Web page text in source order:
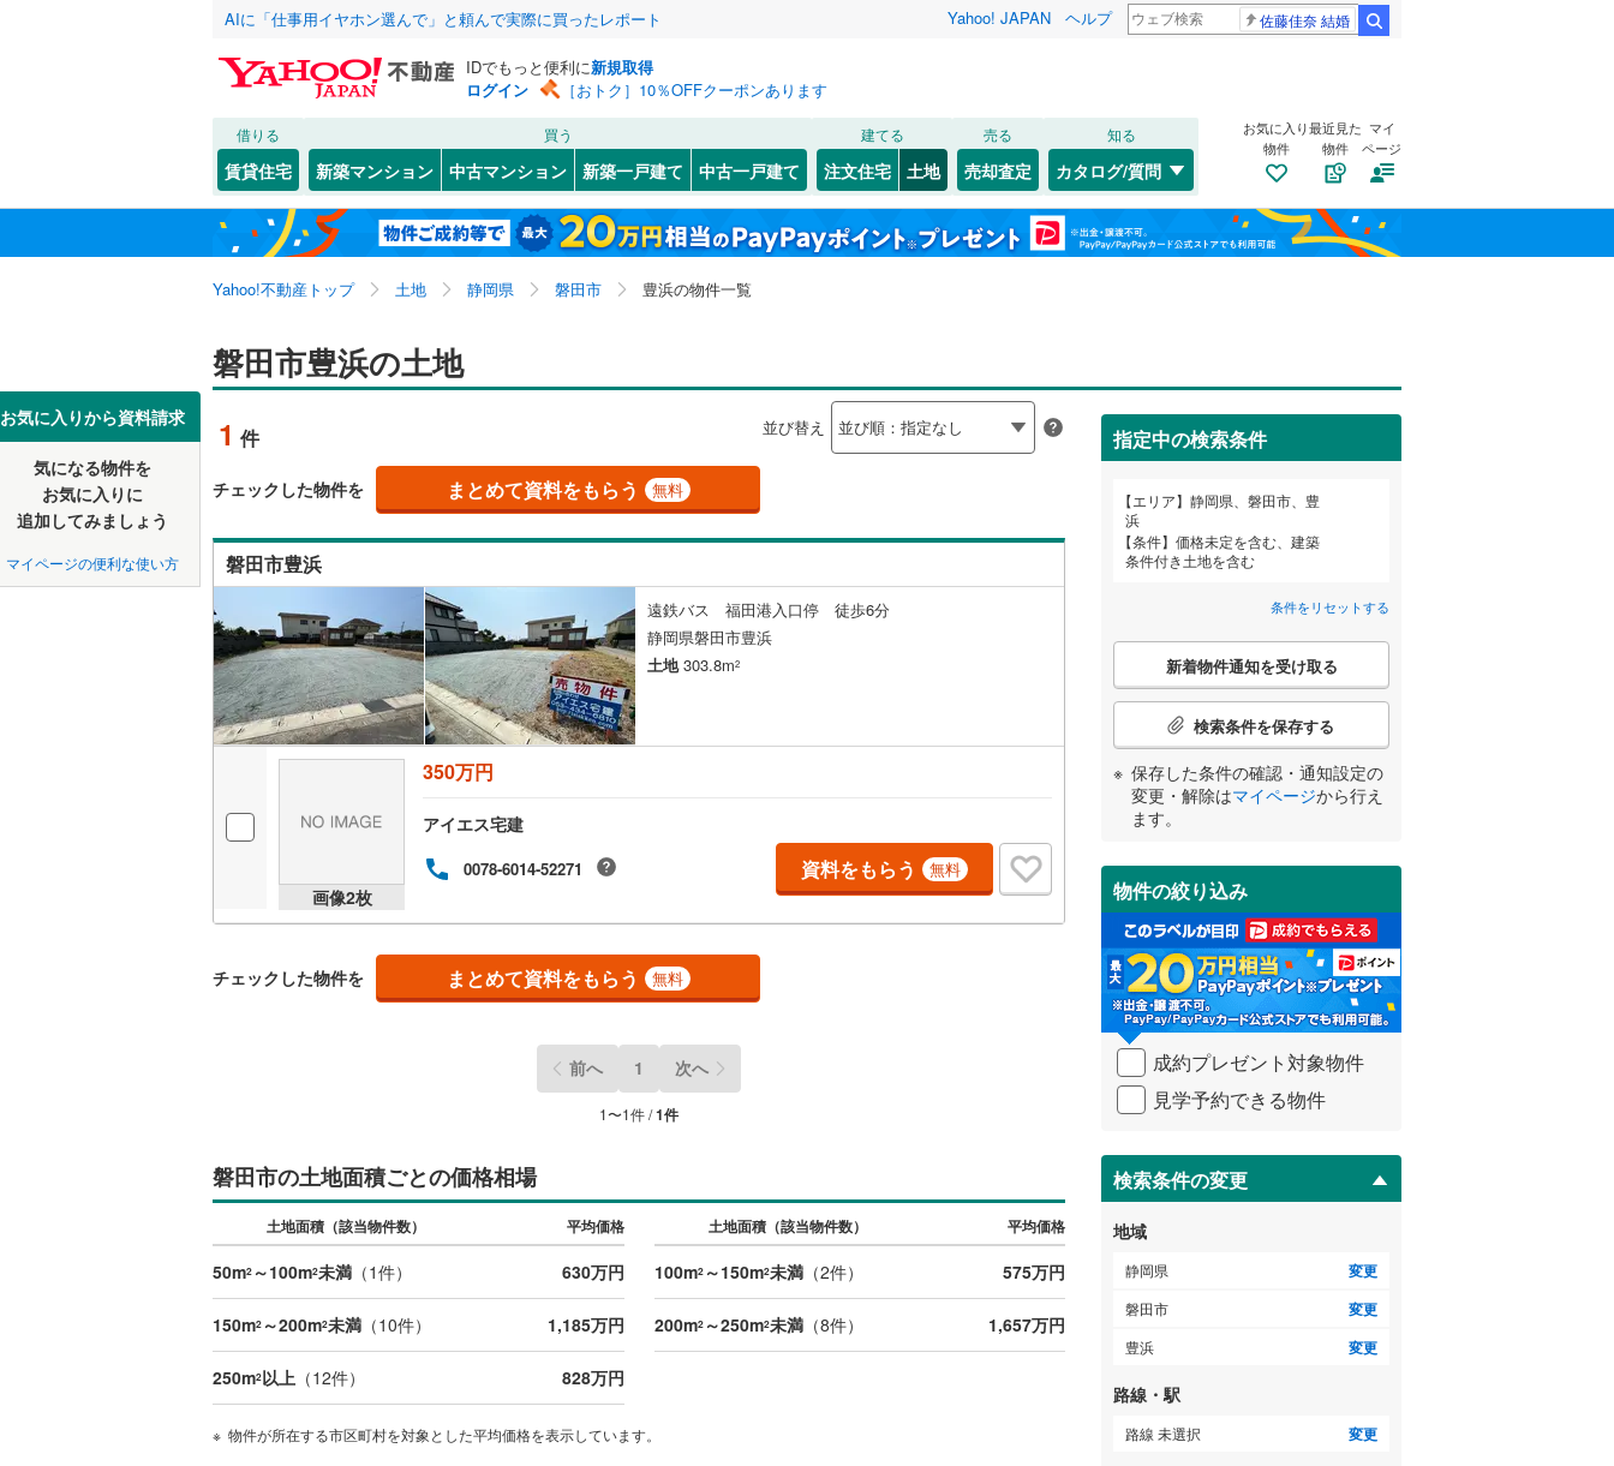
AIに「仕事用イヤホン選んで」と頼んで実際に買ったレポート Yahoo! JAPAN ヘルプ 佐藤佳奈 結婚
IDでもっと便利に新規取得
ログイン
［おトク］10％OFFクーポンあります
借りる
賃貸住宅
買う
新築マンション 中古マンション 新築一戸建て 中古一戸建て
建てる
注文住宅 土地
売る
売却査定
知る
カタログ/質問
お気に入り
物件
最近見た
物件
マイ
ページ
Yahoo!不動産トップ 土地 静岡県 磐田市 豊浜の物件一覧
お気に入りから資料請求
気になる物件を
お気に入りに
追加してみましょう
マイページの便利な使い方
磐田市豊浜の土地
1 件 並び替え
チェックした物件を まとめて資料をもらう 無料
磐田市豊浜
遠鉄バス 福田港入口停 徒歩6分
静岡県磐田市豊浜
土地303.8m2
画像2枚
350万円
アイエス宅建
0078-6014-52271 資料をもらう 無料
チェックした物件を まとめて資料をもらう 無料
前へ 1 次へ
1〜1件 /1件
磐田市の土地面積ごとの価格相場
土地面積（該当物件数） 平均価格 土地面積（該当物件数） 平均価格
50m2 ～100m2未満 （1件） 630万円 100m2～150m2未満（2件） 575万円
150m2 ～200m2未満 （10件） 1,185万円 200m2～250m2未満（8件） 1,657万円
250m2以上 （12件） 828万円
物件が所在する市区町村を対象とした平均価格を表示しています。
指定中の検索条件
エリア
静岡県、磐田市、豊
浜
条件
価格未定を含む、建築
条件付き土地を含む
条件をリセットする
こ
検
条
件
受
け
取
る
・
条
件
を
イ
ペ
ジ
に
保
存
す
る
新着物件通知を受け取る
検索条件を保存する
保存した条件の確認・通知設定の
変更・解除はマイページから行え
ます。
物件の絞り込み
成約プレゼント対象物件
見学予約できる物件
検索条件の変更
地域
静岡県 変更
磐田市 変更
豊浜 変更
路線・駅
路線 未選択 変更
北海道 北海道
東北 青森 岩手 宮城 秋田 山形 福島
関東 東京 神奈川 埼玉
信越・北陸 新潟
三重
近畿 大阪 兵庫
中国 鳥取 島根 岡山 広島 山口
四国 徳島 愛媛 高知
九州・沖縄 福岡 佐賀 長崎 鹿児島 沖縄
条件をリセットする
静岡市 葵区(13) 駿河区(6) 清水区(11)
中央区 91
かの地域
沼津市
富士宮市(15) 伊東市(76) 島田市(1)
磐田市(33) 焼津市(20)
掛川市(7)
袋井市(3) 裾野市
御前崎市(0)
菊川市
2) 伊豆の国市(
賀茂郡東伊豆町(5) 賀茂郡南伊豆町(2)
賀茂郡松崎町(1) 田方郡函南町(4)
駿東郡清水町(13) 駿東郡長泉町(9) 駿東郡小山町(2)
周智郡森町(3)
条件をリセットする
岩井(1) 上岡田(1) 城之崎(1)
国府台(1) 寺谷新田(1) 中泉(4)
西島(1
富士見町
上神増(1) 駒場(1) 白羽(3)
豊浜中野(1) 福田(3)
福田中島(1)
条件をリセットする
JR 東海道本線（JR東日本）(0) 伊東線(0) 東海道本線（JR東海）(
御殿場線(0) 身延線(0) 飯田線(0)
東海道新幹線 (0)
岳南鉄道線
大井川鐵道井川線(0) 遠州鉄道(0)
条件をリセットする
条件をリセットする
こだわり条件 配置、向き、建ち方、日当たり
前道6m以上（0） 角地（0） 南道路（0）
平坦地（0） 整形地（0） 古家あり（0）
更地渡し
最寄りの駅が始発駅（0）
オンライン内見(相談)可（0） IT重説可（0）
オンライン対応とは？ 詳しく見る
条件をリセットする
検索条件を保存しました
この検索条件の新着物件通知は、 マイページから設定できます。
保存した条件を見る
静岡県、磐田市、豊浜、価格未定を含む、建築条件付き
土地を含む
検索条件を保存する
マイページ
お気に入りリストを見る
閉じる
お気に入りリストを見る
閉じる